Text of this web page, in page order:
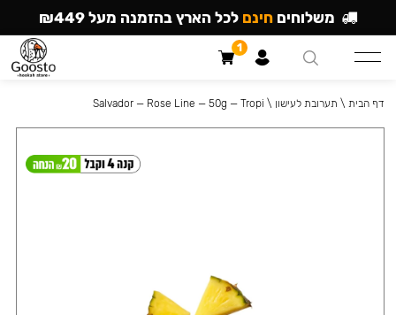
דף הבית \ תערובת לעישון \
Salvador — Rose Line — 50g — Tropi
משלוחים חינם לכל הארץ בהזמנה מעל ₪449
1